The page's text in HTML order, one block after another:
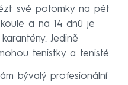
své potomky na pět
a na 14 dnů je
Jedině
tenistky a tenisté
bývalý profesionální